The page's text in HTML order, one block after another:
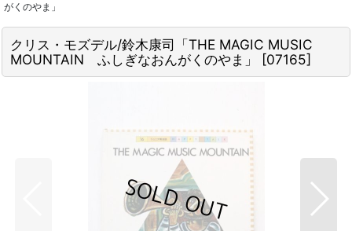
がくのやま」
クリス・モズデル/鈴木康司「THE MAGIC MUSIC
MOUNTAIN ふしぎなおんがくのやま」
[07165]